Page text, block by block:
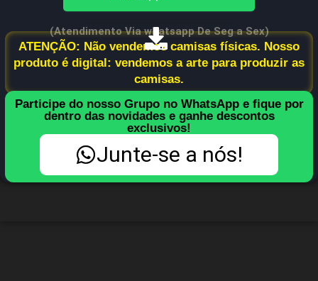
(Atendimento Via whatsapp De Seg a Sex)
ATENÇÃO: Não vendemos camisas físicas. Nosso
produto é digital: vendemos a arte para produzir as
camisas.
Participe do nosso Grupo no WhatsApp e fique por
dentro das novidades e ganhe descontos
exclusivos!
Junte-se a nós!